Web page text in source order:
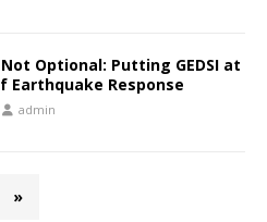
Optional: Putting GEDSI at
Earthquake Response
admin
»